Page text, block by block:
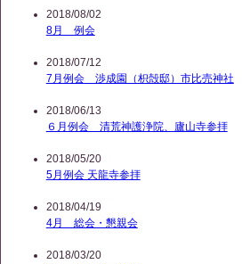
2018/08/02
8月 例会
2018/07/12
7月例会 渉成園（枳殻邸）市比売神社
2018/06/13
６月例会 清荒神護浄院、廬山寺参拝
2018/05/20
5月例会 天龍寺参拝
2018/04/19
4月 総会・懇親会
2018/03/20